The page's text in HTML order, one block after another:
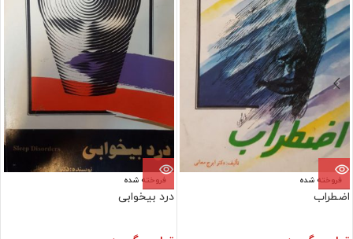
فروخته شده
اضطراب
فروخته شده
درد بیخوابی